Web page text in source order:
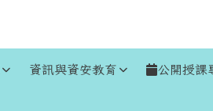
資訊與資安教育 公開授課